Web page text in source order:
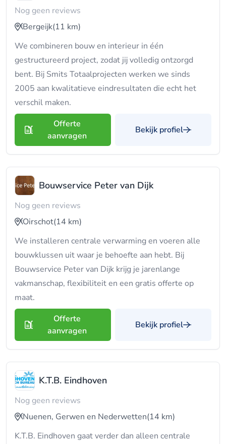
Nog geen reviews
Bergeijk(11 km)
We combineren bouw en interieur in één
gestructureerd project, zodat jij volledig ontzorgd
bent. Bij Smits Totaalprojecten werken we sinds
2005 aan kwalitatieve eindresultaten die echt het
verschil maken.
Offerte
aanvragen
Bekijk profiel
Bouwservice Peter van Dijk
Nog geen reviews
Oirschot(14 km)
We installeren centrale verwarming en voeren alle
bouwklussen uit waar je behoefte aan hebt. Bij
Bouwservice Peter van Dijk krijg je jarenlange
vakmanschap, flexibiliteit en een gratis offerte op
maat.
Offerte
aanvragen
Bekijk profiel
K.T.B. Eindhoven
Nog geen reviews
Nuenen, Gerwen en Nederwetten(14 km)
K.T.B. Eindhoven gaat verder dan alleen centrale